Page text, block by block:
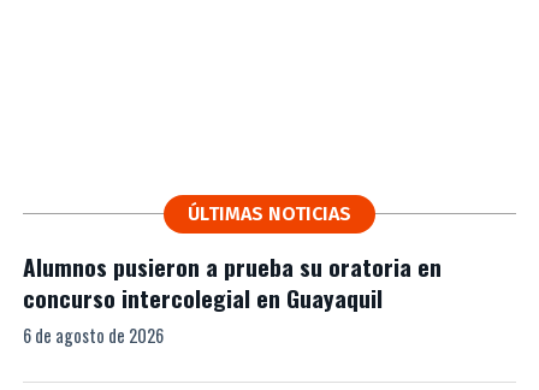
ÚLTIMAS NOTICIAS
Alumnos pusieron a prueba su oratoria en
concurso intercolegial en Guayaquil
6 de agosto de 2026